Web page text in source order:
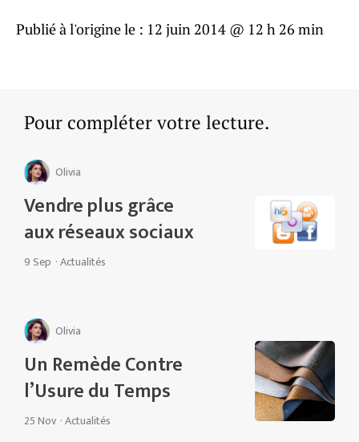
Publié à l'origine le : 12 juin 2014 @ 12 h 26 min
Pour compléter votre lecture.
Olivia
Vendre plus grâce
aux réseaux sociaux
9 Sep ·Actualités
Olivia
Un Remède Contre
l’Usure du Temps
25 Nov ·Actualités